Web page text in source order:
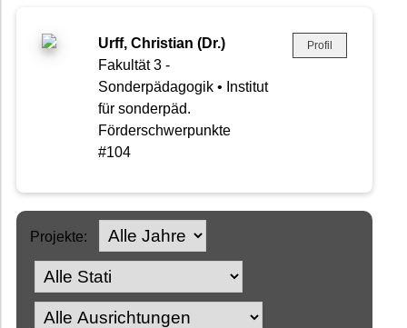
Urff, Christian (Dr.)
Fakultät 3 -
Sonderpädagogik • Institut
für sonderpäd.
Förderschwerpunkte
#104
Profil
Projekte: